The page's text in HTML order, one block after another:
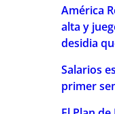
América
alta y
desidia
Salarios
primer